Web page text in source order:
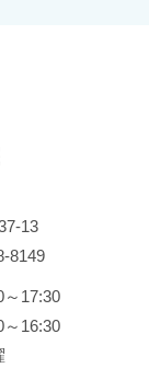
13
8149
～17:30
～16:30